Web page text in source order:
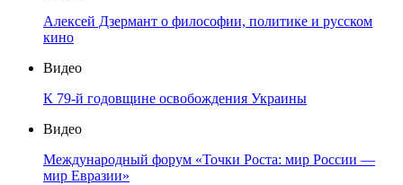
Алексей Дзермант о философии, политике и русском
кино
Видео
К 79-й годовщине освобождения Украины
Видео
Международный форум «Точки Роста: мир России —
мир Евразии»